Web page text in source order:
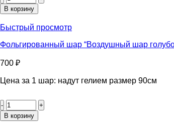
Фольгированный
“Коляска
мальчика”
В корзину
Быстрый просмотр
Фольгированный шар “Воздушный шар
700 ₽
Цена за 1 шар: надут гелием размер 90см
товара
Фольгированный
В корзину